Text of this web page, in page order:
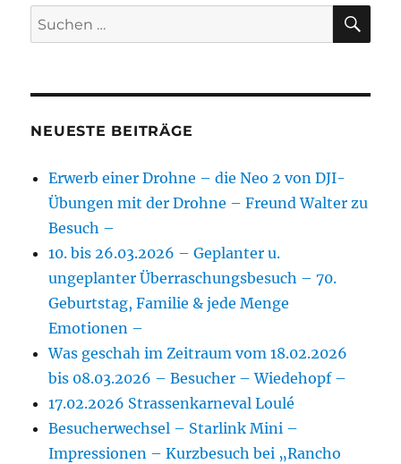
Suchen
nach:
NEUESTE BEITRÄGE
Erwerb einer Drohne – die Neo 2 von DJI-
Übungen mit der Drohne – Freund Walter zu
Besuch –
10. bis 26.03.2026 – Geplanter u.
ungeplanter Überraschungsbesuch – 70.
Geburtstag, Familie & jede Menge
Emotionen –
Was geschah im Zeitraum vom 18.02.2026
bis 08.03.2026 – Besucher – Wiedehopf –
17.02.2026 Strassenkarneval Loulé
Besucherwechsel – Starlink Mini –
Impressionen – Kurzbesuch bei „Rancho